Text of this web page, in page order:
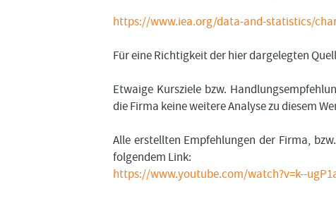
https://www.iea.org/data-and-statistics/
Für eine Richtigkeit der hier dargelegten
Etwaige Kursziele bzw.
die Firma keine weitere Analyse zu diesem
Alle erstellten Empfehlungen der Firma,
folgendem Link:
https://www.youtube.com/watch?v=k--